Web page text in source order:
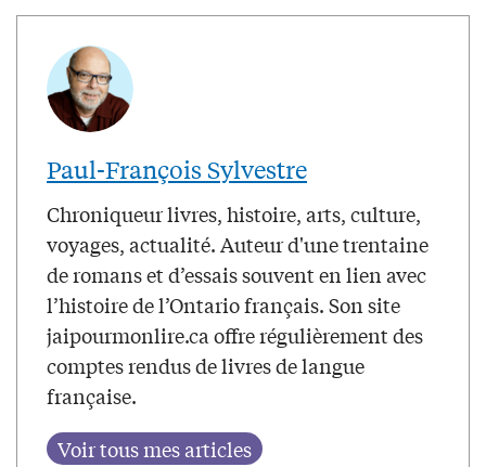
Paul-François Sylvestre
Chroniqueur livres, histoire, arts, culture,
voyages, actualité. Auteur d'une trentaine
de romans et d’essais souvent en lien avec
l’histoire de l’Ontario français. Son site
jaipourmonlire.ca offre régulièrement des
comptes rendus de livres de langue
française.